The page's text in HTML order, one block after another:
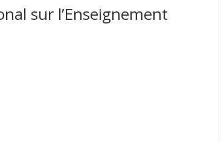
sur l’Enseignement